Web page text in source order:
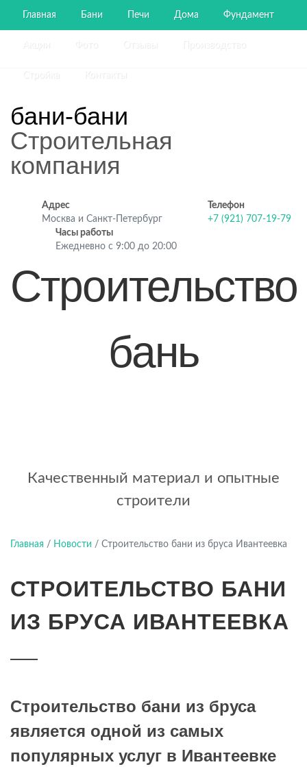
Главная Бани Печи Дома Фундамент
бани-бани
Строительная
компания
Адрес
Москва и Санкт-Петербург
Телефон
+7 (921) 707-19-79
Часы работы
Ежедневно с 9:00 до 20:00
Строительство
бань
Качественный материал и опытные
строители
Главная / Новости / Строительство бани из бруса Ивантеевка
СТРОИТЕЛЬСТВО БАНИ
ИЗ БРУСА ИВАНТЕЕВКА
Строительство бани из бруса
является одной из самых
популярных услуг в Ивантеевке